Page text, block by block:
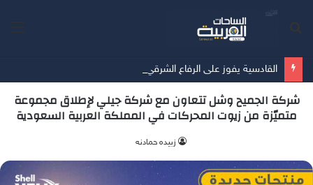
شركة الجميح وشل تتعاون مع شركة جيلي لإطلاق مجموعة
متميّزة من زيوت المحركات في المملكة العربية السعودية
زبيده حمادنه